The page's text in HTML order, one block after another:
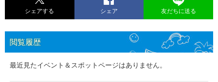
シェアする シェア 友だちに送る
閲覧履歴
最近見たイベント＆スポットページはありません。